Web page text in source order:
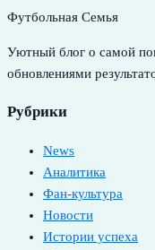
Футбольная Семья
Уютный блог о самой
обновлениями
Рубрики
News
Аналитика
Фан-культура
Новости
Истории успеха